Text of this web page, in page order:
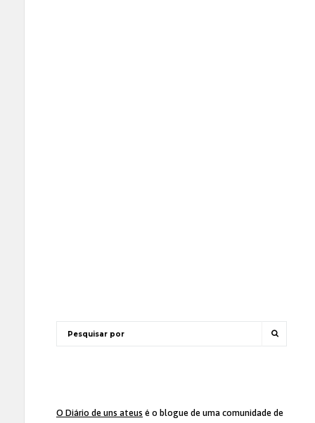
O Diário de uns ateus é o blogue de uma comunidade de